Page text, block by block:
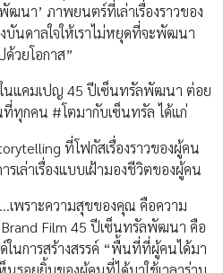
นา’ ภาพยนตร์ที่เล่าเรื่องราวของ
นดาลใจให้เราไม่หยุดที่จะพัฒนา
วยโอกาส”
นแคมเปญ 45 ปีเซ็นทรัลพัฒนา ต่อย
ทุกคน #โตมากับเซ็นทรัล ได้แก่
ที่โฟกัสเรื่องราวของผู้คน
รเล่าเรื่องแบบเฝ้ามองชีวิตของผู้คน
เพราะความสุขของคุณ คือความ
Brand Film 45 ปีเซ็นทรัลพัฒนา คือ
ในการสร้างสรรค์ “พื้นที่ที่ผู้คนได้มา